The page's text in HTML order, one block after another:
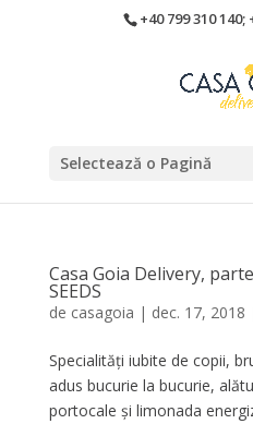
+40 799 310 140;
Selectează o Pagină
Casa Goia Delivery,
SEEDS
de casagoia | dec. 17, 2018
Specialități iubite de copii,
adus bucurie la bucurie,
portocale și limonada